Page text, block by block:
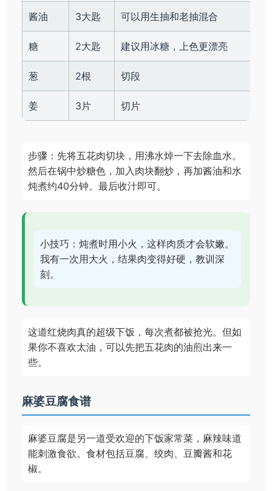
酱油 3大匙 可以用生抽和老抽混合
糖 2大匙 建议用冰糖，上色更漂亮
葱 2根 切段
姜 3片 切片
步骤：先将五花肉切块，用沸水焯一下去除血水。
然后在锅中炒糖色，加入肉块翻炒，再加酱油和水
炖煮约40分钟。最后收汁即可。
小技巧：炖煮时用小火，这样肉质才会软嫩。
我有一次用大火，结果肉变得好硬，教训深
刻。
这道红烧肉真的超级下饭，每次煮都被抢光。但如
果你不喜欢太油，可以先把五花肉的油煎出来一
些。
麻婆豆腐食谱
麻婆豆腐是另一道受欢迎的下饭家常菜，麻辣味道
能刺激食欲。食材包括豆腐、绞肉、豆瓣酱和花
椒。